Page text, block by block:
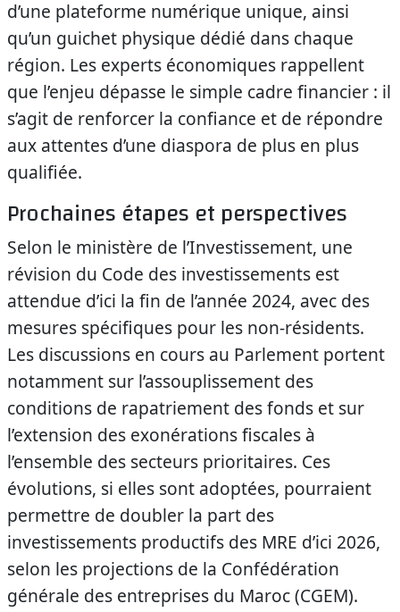
d’une plateforme numérique unique, ainsi
qu’un guichet physique dédié dans chaque
région. Les experts économiques rappellent
que l’enjeu dépasse le simple cadre financier : il
s’agit de renforcer la confiance et de répondre
aux attentes d’une diaspora de plus en plus
qualifiée.
Prochaines étapes et perspectives
Selon le ministère de l’Investissement, une
révision du Code des investissements est
attendue d’ici la fin de l’année 2024, avec des
mesures spécifiques pour les non-résidents.
Les discussions en cours au Parlement portent
notamment sur l’assouplissement des
conditions de rapatriement des fonds et sur
l’extension des exonérations fiscales à
l’ensemble des secteurs prioritaires. Ces
évolutions, si elles sont adoptées, pourraient
permettre de doubler la part des
investissements productifs des MRE d’ici 2026,
selon les projections de la Confédération
générale des entreprises du Maroc (CGEM).